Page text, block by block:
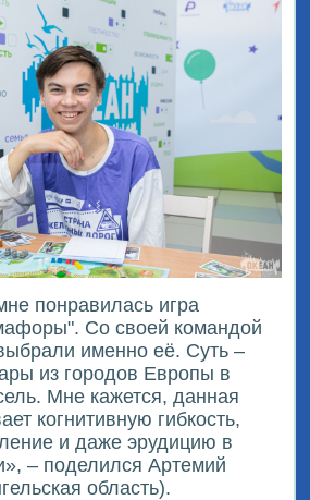
понравилась игра
Со своей командой
именно её. Суть –
из городов Европы в
Мне кажется, данная
когнитивную гибкость,
и даже эрудицию в
– поделился Артемий
область).